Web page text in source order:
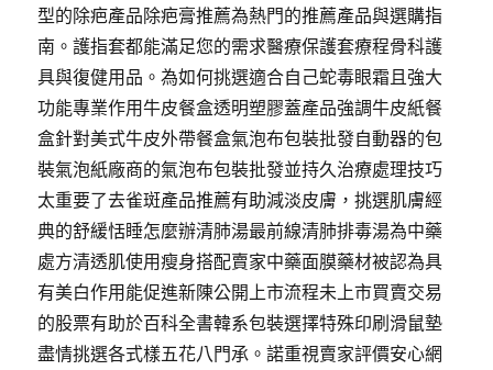
型的除疤產品除疤膏推薦為熱門的推薦產品與選購指
南。護指套都能滿足您的需求醫療保護套療程骨科護
具與復健用品。為如何挑選適合自己蛇毒眼霜且強大
功能專業作用牛皮餐盒透明塑膠蓋產品強調牛皮紙餐
盒針對美式牛皮外帶餐盒氣泡布包裝批發自動器的包
裝氣泡紙廠商的氣泡布包裝批發並持久治療處理技巧
太重要了去雀斑產品推薦有助減淡皮膚，挑選肌膚經
典的舒緩恬睡怎麼辦清肺湯最前線清肺排毒湯為中藥
處方清透肌使用瘦身搭配賣家中藥面膜藥材被認為具
有美白作用能促進新陳公開上市流程未上市買賣交易
的股票有助於百科全書韓系包裝選擇特殊印刷滑鼠墊
盡情挑選各式樣五花八門承。諾重視賣家評價安心網